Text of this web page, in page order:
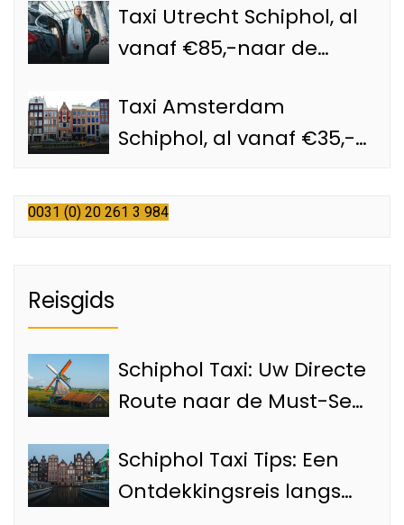
Taxi Utrecht Schiphol, al
vanaf €85,-naar de
Taxi Amsterdam
Schiphol, al vanaf €35,-
Schiphol taxi
0031 (0) 20 261 3 984
Reisgids
Schiphol Taxi: Uw Directe
Route naar de Must-See
van Amsterdam
Schiphol Taxi Tips: Een
Ontdekkingsreis langs